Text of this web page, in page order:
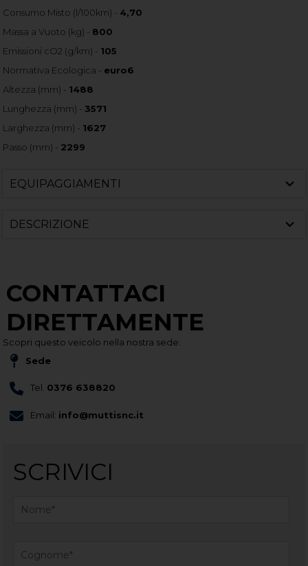
Consumo Misto (l/100km) - 4,70
Massa a Vuoto (kg) - 800
Emissioni cO2 (g/km) - 105
Normativa Ecologica - euro6
Altezza (mm) - 1488
Lunghezza (mm) - 3571
Larghezza (mm) - 1627
Passo (mm) - 2299
EQUIPAGGIAMENTI
DESCRIZIONE
CONTATTACI
DIRETTAMENTE
Scopri questo veicolo nella nostra sede:
Sede
Tel. 0376 638820
Email: info@muttisnc.it
SCRIVICI